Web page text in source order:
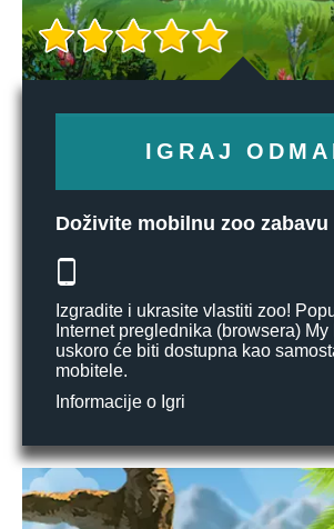
IGRAJ
Doživite mobilnu zoo zabavu
Izgradite i ukrasite vlastiti zoo!
Internet preglednika (browsera)
uskoro će biti dostupna kao
mobitele.
Informacije o Igri